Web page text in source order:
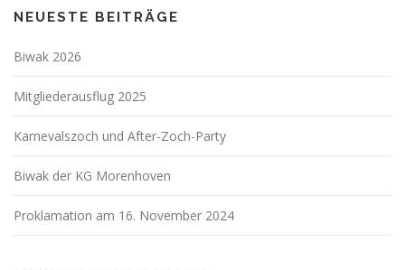
NEUESTE BEITRÄGE
Biwak 2026
Mitgliederausflug 2025
Karnevalszoch und After-Zoch-Party
Biwak der KG Morenhoven
Proklamation am 16. November 2024